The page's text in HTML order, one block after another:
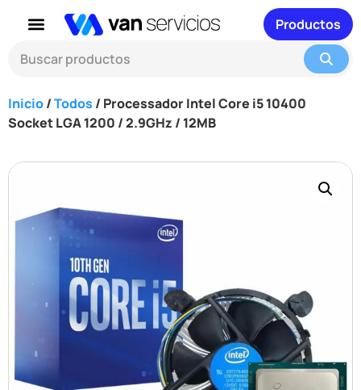
Productos
Inicio/Todos / Processador Intel Core i5 10400
Socket LGA 1200 / 2.9GHz / 12MB